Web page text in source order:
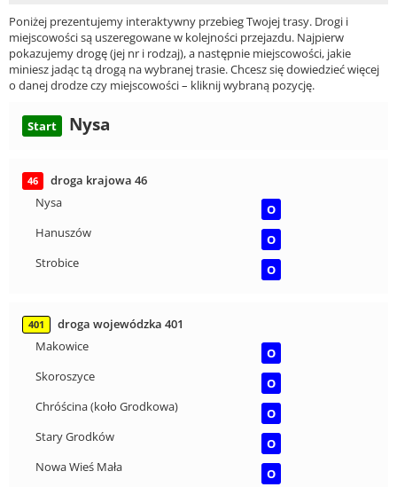
Poniżej prezentujemy interaktywny przebieg Twojej trasy. Drogi i
miejscowości są uszeregowane w kolejności przejazdu. Najpierw
pokazujemy drogę (jej nr i rodzaj), a następnie miejscowości, jakie
miniesz jadąc tą drogą na wybranej trasie. Chcesz się dowiedzieć więcej
o danej drodze czy miejscowości – kliknij wybraną pozycję.
Start Nysa
46
droga krajowa 46
Nysa
O
Hanuszów
O
Strobice
O
401
droga wojewódzka 401
Makowice
O
Skoroszyce
O
Chróścina (koło Grodkowa)
O
Stary Grodków
O
Nowa Wieś Mała
O